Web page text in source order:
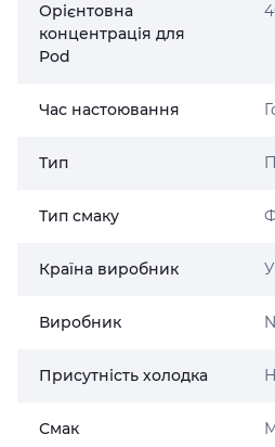
Орієнтовна
концентрація для
Pod
Час настоювання
Тип
Тип смаку
Країна виробник
Виробник
Присутність холодка
Смак